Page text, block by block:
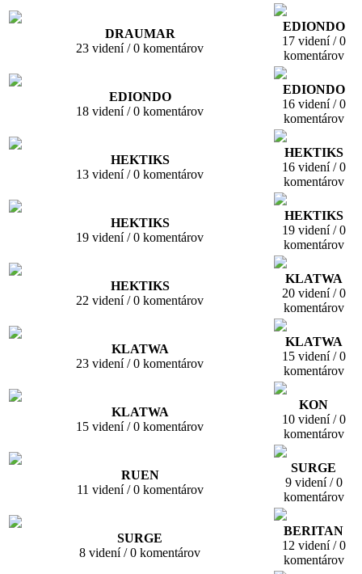
DRAUMAR
23 videní / 0 komentárov
EDIONDO
17 videní / 0
komentárov
EDIONDO
18 videní / 0 komentárov
EDIONDO
16 videní / 0
komentárov
HEKTIKS
13 videní / 0 komentárov
HEKTIKS
16 videní / 0
komentárov
HEKTIKS
19 videní / 0 komentárov
HEKTIKS
19 videní / 0
komentárov
HEKTIKS
22 videní / 0 komentárov
KLATWA
20 videní / 0
komentárov
KLATWA
23 videní / 0 komentárov
KLATWA
15 videní / 0
komentárov
KLATWA
15 videní / 0 komentárov
KON
10 videní / 0
komentárov
RUEN
11 videní / 0 komentárov
SURGE
9 videní / 0
komentárov
SURGE
8 videní / 0 komentárov
BERITAN
12 videní / 0
komentárov